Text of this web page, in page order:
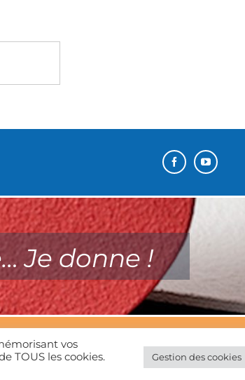
Je donne !
| 01 39 65 01 82
vos
TOUS les cookies.
Gestion des cookies